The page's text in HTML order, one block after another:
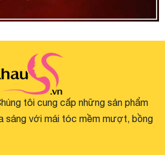
tôi cung cấp những sản phẩm
sáng với mái tóc mềm mượt, bồng